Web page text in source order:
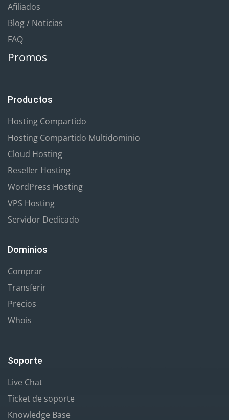
Afiliados
Blog / Noticias
FAQ
Promos
Productos
Hosting Compartido
Hosting Compartido Multidominio
Cloud Hosting
Reseller Hosting
WordPress Hosting
VPS Hosting
Servidor Dedicado
Dominios
Comprar
Transferir
Precios
Whois
Soporte
Live Chat
Ticket de soporte
Knowledge Base